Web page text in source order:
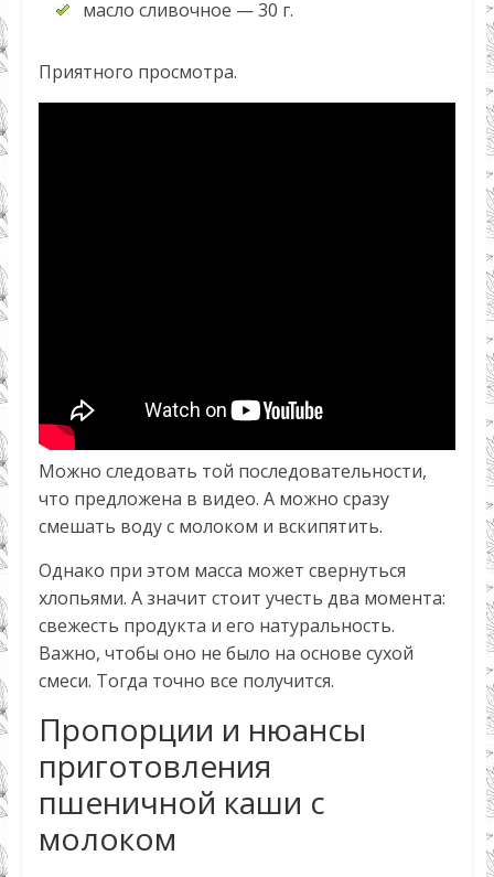
масло сливочное — 30 г.
Приятного просмотра.
Можно следовать той последовательности,
что предложена в видео. А можно сразу
смешать воду с молоком и вскипятить.
Однако при этом масса может свернуться
хлопьями. А значит стоит учесть два момента:
свежесть продукта и его натуральность.
Важно, чтобы оно не было на основе сухой
смеси. Тогда точно все получится.
Пропорции и нюансы
приготовления
пшеничной каши с
молоком